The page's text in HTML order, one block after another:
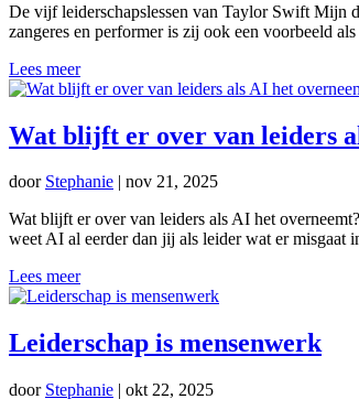
De vijf leiderschapslessen van Taylor Swift Mijn
zangeres en performer is zij ook een voorbeeld
Lees meer
Wat blijft er over van leiders
door Stephanie
nov 21, 2025
Wat blijft er over van leiders als AI het
weet AI al eerder dan jij als leider wat er misgaat
Lees meer
Leiderschap is mensenwerk
door Stephanie | okt 22, 2025